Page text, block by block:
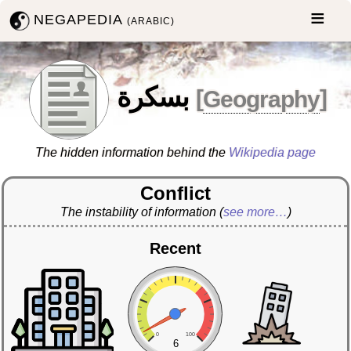
NEGAPEDIA(ARABIC)
بسكرة [Geography]
The hidden information behind the Wikipedia page
Conflict
The instability of information (see more…)
Recent
0 100
6